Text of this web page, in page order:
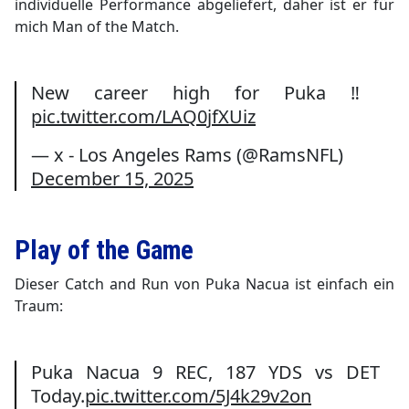
individuelle Performance abgeliefert, daher ist er für
mich Man of the Match.
New career high for Puka ‼️
pic.twitter.com/LAQ0jfXUiz
— x - Los Angeles Rams (@RamsNFL)
December 15, 2025
Play of the Game
Dieser Catch and Run von Puka Nacua ist einfach ein
Traum:
Puka Nacua 9 REC, 187 YDS vs DET
Today.pic.twitter.com/5J4k29v2on